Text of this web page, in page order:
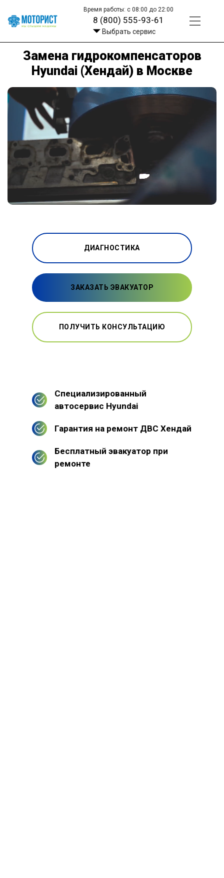
Время работы: с 08:00 до 22:00
8 (800) 555-93-61
Выбрать сервис
Замена гидрокомпенсаторов
Hyundai (Хендай) в Москве
ДИАГНОСТИКА
ЗАКАЗАТЬ ЭВАКУАТОР
ПОЛУЧИТЬ КОНСУЛЬТАЦИЮ
Специализированный
автосервис Hyundai
Гарантия на ремонт ДВС Хендай
Бесплатный эвакуатор при
ремонте